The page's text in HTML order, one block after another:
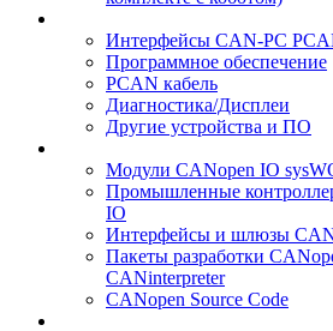
Интерфейсы CAN-PC
Программное обеспечение
PCAN кабель
Диагностика/Дисплеи
Другие устройства и ПО
Модули CANopen IO
Промышленные
IO
Интерфейсы и шлюзы
Пакеты разработки
CANinterpreter
CANopen Source Code